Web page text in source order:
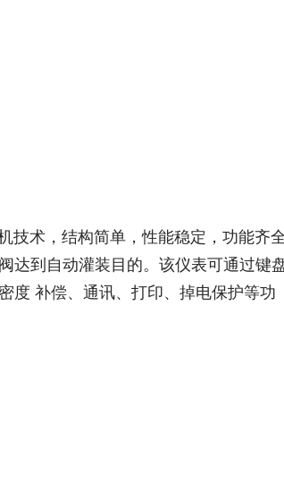
技术，结构简单，性能稳定，功能齐
达到自动灌装目的。该仪表可通过键
度 补偿、通讯、打印、掉电保护等功